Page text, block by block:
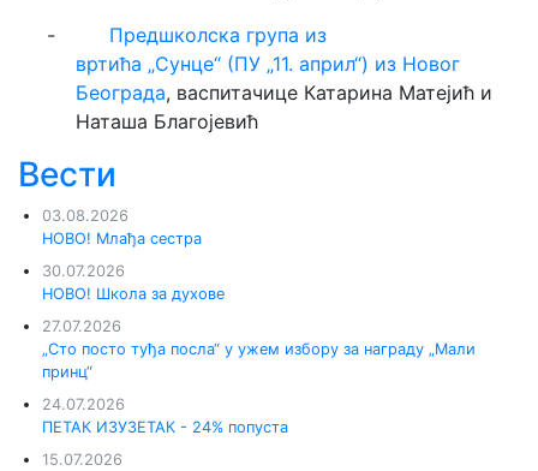
- Предшколска група из
вртића „Сунце“ (ПУ „11. април“) из Новог
Београда, васпитачице Катарина Матејић и
Наташа Благојевић
Вести
03.08.2026
НОВО! Млађа сестра
30.07.2026
НОВО! Школа за духове
27.07.2026
„Сто посто туђа посла“ у ужем избору за награду „Мали
принц“
24.07.2026
ПЕТАК ИЗУЗЕТАК - 24% попуста
15.07.2026